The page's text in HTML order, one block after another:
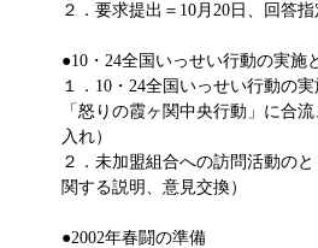
２．要求提出＝10月20日、回答
●10・24全国いっせい行動の実施
１．10・24全国いっせい行動の
「怒りの霞ヶ関中央行動」に合
入れ）
２．未加盟組合への訪問活動の
関する説明、意見交換）
●2002年春闘の準備